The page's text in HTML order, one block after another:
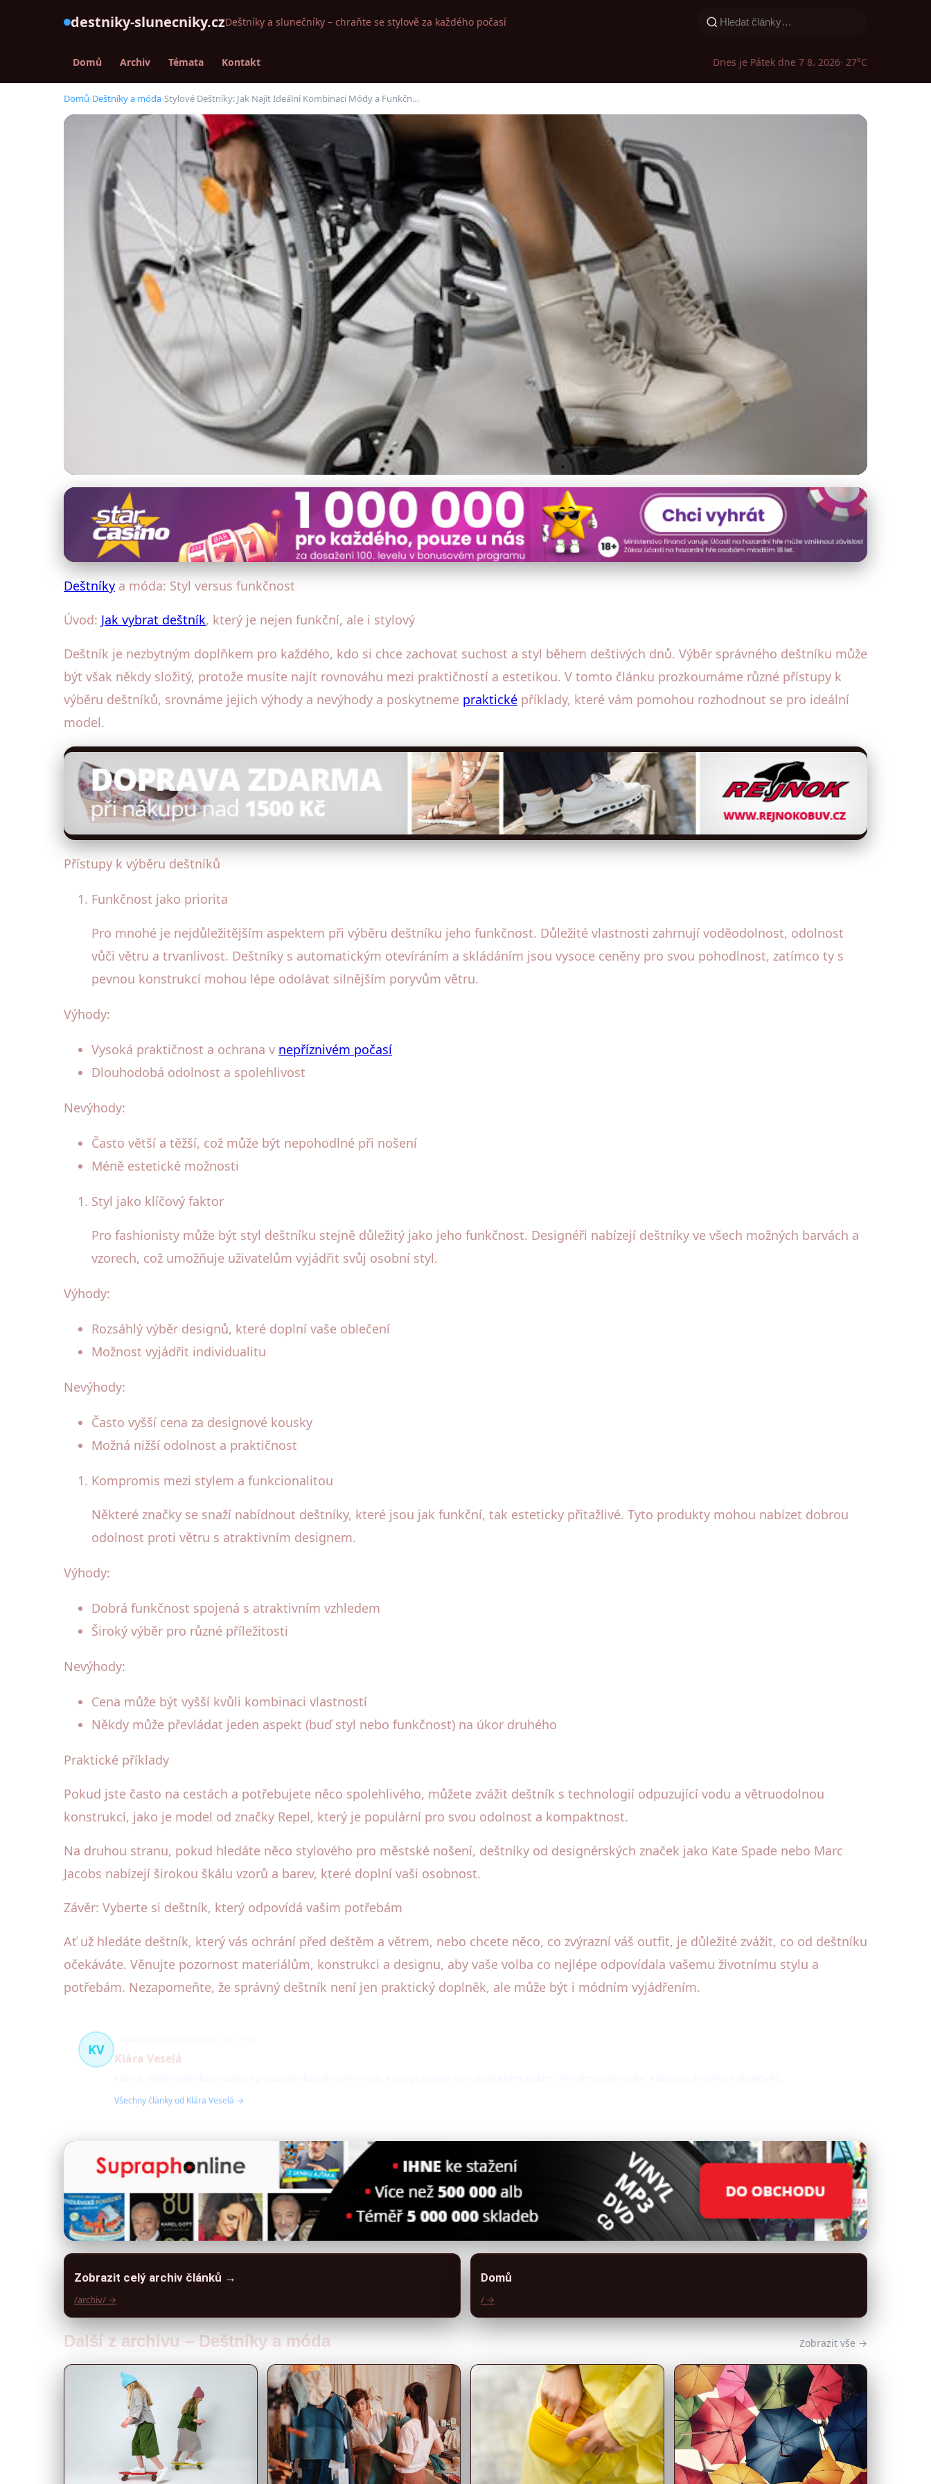
destniky-slunecniky.czDeštníky a slunečníky – chraňte se stylově za každého počasí
Domů Archiv Témata Kontakt Dnes je Pátek dne 7 8. 2026· 27°C
Domů›Deštníky a móda›Stylové Deštníky: Jak Najít Ideální Kombinaci Módy a Funkčn…
Deštníky a móda
Stylové Deštníky: Jak Najít Ideální Kombinaci Módy a Funkčnosti
25. 10. 2025· 4 min čtení · Autor: Klára Veselá
Deštníky a móda: Styl versus funkčnost
Úvod: Jak vybrat deštník, který je nejen funkční, ale i stylový
Deštník je nezbytným doplňkem pro každého, kdo si chce zachovat suchost a styl během deštivých dnů. Výběr správného deštníku může
být však někdy složitý, protože musíte najít rovnováhu mezi praktičností a estetikou. V tomto článku prozkoumáme různé přístupy k
výběru deštníků, srovnáme jejich výhody a nevýhody a poskytneme praktické příklady, které vám pomohou rozhodnout se pro ideální
model.
Přístupy k výběru deštníků
Funkčnost jako priorita
Pro mnohé je nejdůležitějším aspektem při výběru deštníku jeho funkčnost. Důležité vlastnosti zahrnují voděodolnost, odolnost
vůči větru a trvanlivost. Deštníky s automatickým otevíráním a skládáním jsou vysoce ceněny pro svou pohodlnost, zatímco ty s
pevnou konstrukcí mohou lépe odolávat silnějším poryvům větru.
Výhody:
Vysoká praktičnost a ochrana v nepříznivém počasí
Dlouhodobá odolnost a spolehlivost
Nevýhody:
Často větší a těžší, což může být nepohodlné při nošení
Méně estetické možnosti
Styl jako klíčový faktor
Pro fashionisty může být styl deštníku stejně důležitý jako jeho funkčnost. Designéři nabízejí deštníky ve všech možných barvách a
vzorech, což umožňuje uživatelům vyjádřit svůj osobní styl.
Výhody:
Rozsáhlý výběr designů, které doplní vaše oblečení
Možnost vyjádřit individualitu
Nevýhody:
Často vyšší cena za designové kousky
Možná nižší odolnost a praktičnost
Kompromis mezi stylem a funkcionalitou
Některé značky se snaží nabídnout deštníky, které jsou jak funkční, tak esteticky přitažlivé. Tyto produkty mohou nabízet dobrou
odolnost proti větru s atraktivním designem.
Výhody:
Dobrá funkčnost spojená s atraktivním vzhledem
Široký výběr pro různé příležitosti
Nevýhody:
Cena může být vyšší kvůli kombinaci vlastností
Někdy může převládat jeden aspekt (buď styl nebo funkčnost) na úkor druhého
Praktické příklady
Pokud jste často na cestách a potřebujete něco spolehlivého, můžete zvážit deštník s technologií odpuzující vodu a větruodolnou
konstrukcí, jako je model od značky Repel, který je populární pro svou odolnost a kompaktnost.
Na druhou stranu, pokud hledáte něco stylového pro městské nošení, deštníky od designérských značek jako Kate Spade nebo Marc
Jacobs nabízejí širokou škálu vzorů a barev, které doplní vaši osobnost.
Závěr: Vyberte si deštník, který odpovídá vašim potřebám
Ať už hledáte deštník, který vás ochrání před deštěm a větrem, nebo chcete něco, co zvýrazní váš outfit, je důležité zvážit, co od deštníku
očekáváte. Věnujte pozornost materiálům, konstrukci a designu, aby vaše volba co nejlépe odpovídala vašemu životnímu stylu a
potřebám. Nezapomeňte, že správný deštník není jen praktický doplněk, ale může být i módním vyjádřením.
KV
Klára Veselá
Všechny články od Klára Veselá →
Zobrazit celý archiv článků →
/archiv/ →
Domů
/ →
Další z archivu – Deštníky a móda Zobrazit vše →